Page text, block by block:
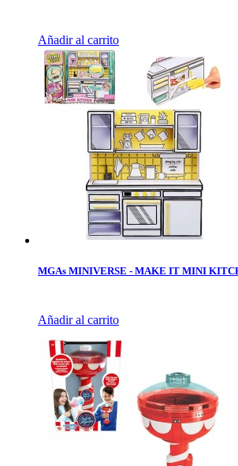
Añadir al carrito
MGAs MINIVERSE - MAKE IT MINI
Añadir al carrito